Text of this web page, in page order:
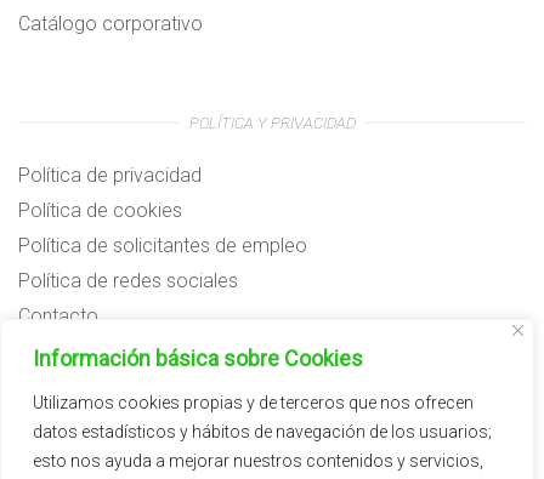
Información básica sobre Cookies
Utilizamos cookies propias y de terceros que nos ofrecen
datos estadísticos y hábitos de navegación de los usuarios;
esto nos ayuda a mejorar nuestros contenidos y servicios,
Catálogo corporativo
POLÍTICA Y PRIVACIDAD
Política de privacidad
Política de cookies
Política de solicitantes de empleo
Política de redes sociales
Contacto
Preguntas frecuentes
Subvenciones